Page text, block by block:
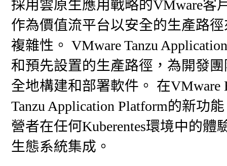
採用雲原生應用戰略的VMware客
作為價值流平台以安全的生產路
複雜性。 VMware Tanzu
和預先設置的生產路徑，為開發
全地構建和部署軟件。 在VMware
Tanzu Application Platform的新功
營者在任何Kuberentes環境中的
生態系統集成。